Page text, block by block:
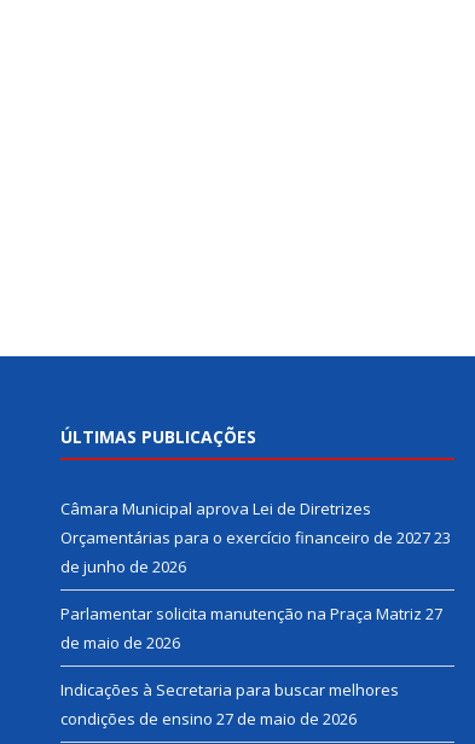
ÚLTIMAS PUBLICAÇÕES
Câmara Municipal aprova Lei de Diretrizes
Orçamentárias para o exercício financeiro de 202723
de junho de 2026
Parlamentar solicita manutenção na Praça Matriz 27
de maio de 2026
Indicações à Secretaria para buscar melhores
condições de ensino 27 de maio de 2026